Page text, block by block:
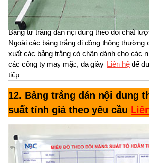
Bảng từ trắng dán nội dung theo dõi chất
Ngoài các bảng trắng di động thông thường
xuất các bảng trắng có chân dành cho các
các công ty may mặc, da giày. Liên hệ để
tiếp
12. Bảng trắng dán nội dung
suất tính giá theo yêu cầu